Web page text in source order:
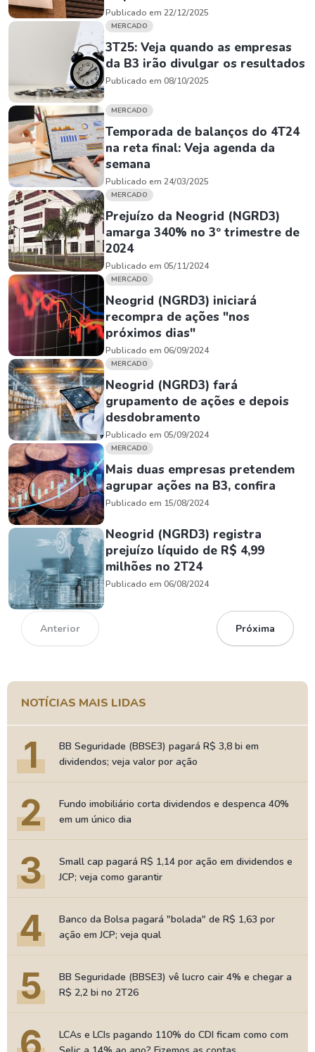
Publicado em 22/12/2025
MERCADO
3T25: Veja quando as empresas
da B3 irão divulgar os resultados
Publicado em 08/10/2025
MERCADO
Temporada de balanços do 4T24
na reta final: Veja agenda da
semana
Publicado em 24/03/2025
MERCADO
Prejuízo da Neogrid (NGRD3)
amarga 340% no 3º trimestre de
2024
Publicado em 05/11/2024
MERCADO
Neogrid (NGRD3) iniciará
recompra de ações "nos
próximos dias"
Publicado em 06/09/2024
MERCADO
Neogrid (NGRD3) fará
grupamento de ações e depois
desdobramento
Publicado em 05/09/2024
MERCADO
Mais duas empresas pretendem
agrupar ações na B3, confira
Publicado em 15/08/2024
Neogrid (NGRD3) registra
prejuízo líquido de R$ 4,99
milhões no 2T24
Publicado em 06/08/2024
Anterior Próxima
NOTÍCIAS MAIS LIDAS
1
BB Seguridade (BBSE3) pagará R$ 3,8 bi em
dividendos; veja valor por ação
2
Fundo imobiliário corta dividendos e despenca 40%
em um único dia
3
Small cap pagará R$ 1,14 por ação em dividendos e
JCP; veja como garantir
4
Banco da Bolsa pagará "bolada" de R$ 1,63 por
ação em JCP; veja qual
5
BB Seguridade (BBSE3) vê lucro cair 4% e chegar a
R$ 2,2 bi no 2T26
6
LCAs e LCIs pagando 110% do CDI ficam como com